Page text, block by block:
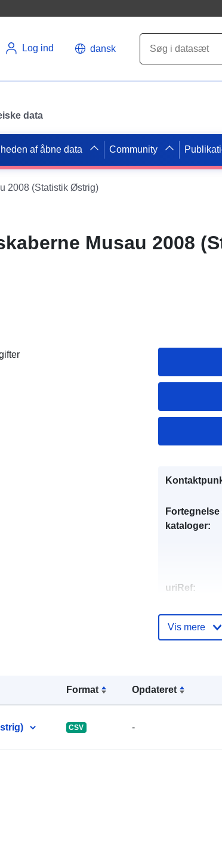
Log ind dansk
data
af åbne data Community
2008 (Statistik Østrig)
Musau 2008
Format Opdateret
CSV -
Fortegnelse
kataloger:
uriRef:
Vis mere